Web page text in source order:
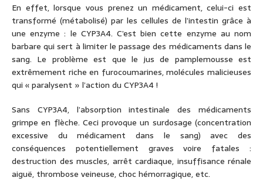
En effet, lorsque vous prenez un médicament, celui-ci est
transformé (métabolisé) par les cellules de l’intestin grâce à
une enzyme : le CYP3A4. C’est bien cette enzyme au nom
barbare qui sert à limiter le passage des médicaments dans le
sang. Le problème est que le jus de pamplemousse est
extrêmement riche en furocoumarines, molécules malicieuses
qui « paralysent » l’action du CYP3A4 !
Sans CYP3A4, l’absorption intestinale des médicaments
grimpe en flèche. Ceci provoque un surdosage (concentration
excessive du médicament dans le sang) avec des
conséquences potentiellement graves voire fatales :
destruction des muscles, arrêt cardiaque, insuffisance rénale
aiguë, thrombose veineuse, choc hémorragique, etc.